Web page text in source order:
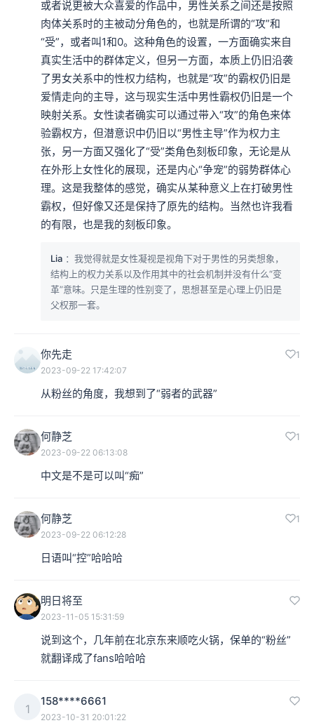
超出正常需求去购买数字产品和实体产品，给家庭造成经
济负担，也造成很多浪费。
可能大家还记得2021年5月，网络综艺节目《青春有你第
三季》中，一些粉丝为了给偶像打榜投票，购买赞助商的
奶制品，但是他们不是消费该产品，只是为了获得瓶盖上
的二维码去投票，最后甚至出现专门雇人开盖将奶倒掉的
荒唐行为。粉丝的这一系列的极端行为直接导致了国家对
粉圈进行治理。
其实除了这些极端的、被商业化操纵的粉丝行为外，
还存在着另一些类型的粉丝。比如最近我被推送了一个日
丝自己用一年零八个月制作的，并且找了一些网友配音，
希望能够续拍当时没有结束的这部动画片。虽然只有短短
一集，但是和原作非常接近，几乎可以以假乱真，引发了
或者说更被大众喜爱的作品中，男性关系之间还是按照
肉体关系时的主被动分角色的，也就是所谓的“攻”和
“受”，或者叫1和0。这种角色的设置，一方面确实来自
真实生活中的群体定义，但另一方面，本质上仍旧沿袭
了男女关系中的性权力结构，也就是“攻”的霸权仍旧是
爱情走向的主导，这与现实生活中男性霸权仍旧是一个
映射关系。女性读者确实可以通过带入“攻”的角色来体
验霸权方，但潜意识中仍旧以“男性主导”作为权力主
张，另一方面又强化了“受”类角色刻板印象，无论是从
在外形上女性化的展现，还是内心“争宠”的弱势群体心
理。这是我整体的感觉，确实从某种意义上在打破男性
霸权，但好像又还是保持了原先的结构。当然也许我看
的有限，也是我的刻板印象。
Lia ：我觉得就是女性凝视是视角下对于男性的另类想象，
结构上的权力关系以及作用其中的社会机制并没有什么“变
革”意味。只是生理的性别变了，思想甚至是心理上仍旧是
父权那一套。
你先走 1
2023-09-22 17:42:07
从粉丝的角度，我想到了“弱者的武器”
何静芝 1
2023-09-22 06:13:08
中文是不是可以叫“痴”
何静芝 1
2023-09-22 06:12:28
日语叫“控”哈哈哈
明日将至
2023-11-05 15:31:59
说到这个，几年前在北京东来顺吃火锅，保单的“粉丝”
就翻译成了fans哈哈哈
1
158****6661
2023-10-31 20:01:22